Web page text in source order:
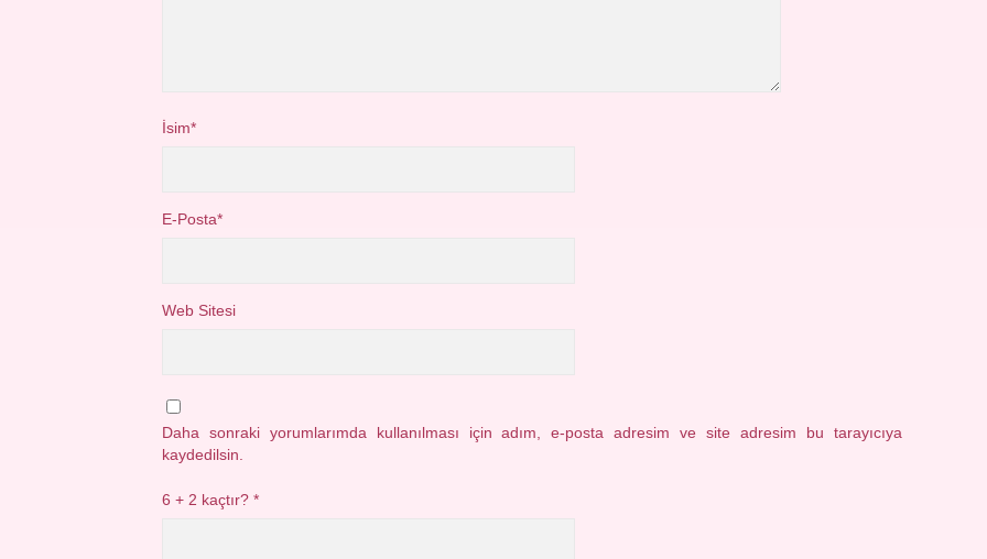
İsim*
E-Posta*
Web Sitesi
Daha sonraki yorumlarımda kullanılması için adım, e-posta adresim ve site adresim bu tarayıcıya
kaydedilsin.
6 + 2 kaçtır? *